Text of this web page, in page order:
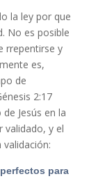
la ley por que
No es posible
rrepentirse y
es,
de
2:17
Jesús en la
validado, y el
para